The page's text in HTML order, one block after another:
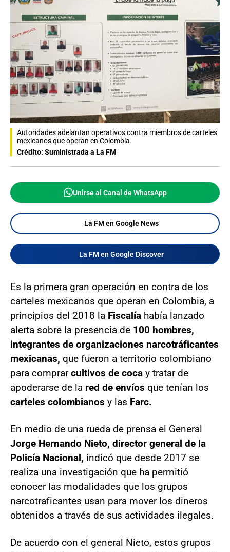
Autoridades adelantan operativos contra miembros de carteles
mexicanos que operan en Colombia.
Crédito: Suministrada a La FM
Unirse al Canal de WhatsApp
La FM en Google News
La FM en Google Discover
Es la primera gran operación en contra de los
carteles mexicanos que operan en Colombia, a
principios del 2018 la Fiscalía había lanzado
alerta sobre la presencia de 100 hombres,
integrantes de organizaciones narcotráficantes
mexicanas, que fueron a territorio colombiano
para comprarcultivos de coca y tratar de
apoderarse de la red de envíos que tenían los
carteles colombianos y las Farc.
En medio de una rueda de prensa el General
Jorge Hernando Nieto, director general de la
Policía Nacional, indicó que desde 2017 se
realiza una investigación que ha permitió
conocer las modalidades que los grupos
narcotraficantes usan para mover los dineros
obtenidos a través de sus actividades ilegales.
De acuerdo con el general Nieto, estos grupos